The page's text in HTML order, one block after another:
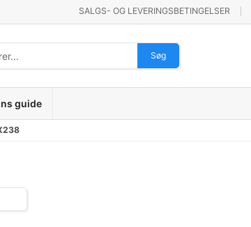
SALGS- OG LEVERINGSBETINGELSER
Søg
guide